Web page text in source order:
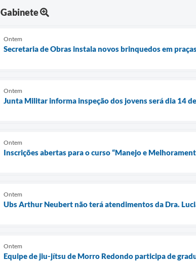
Gabinete
Ontem
Secretaria de Obras instala novos brinquedos em
Ontem
Junta Militar informa inspeção dos jovens será dia 14
Ontem
Inscrições abertas para o curso “Manejo e
Ontem
Ubs Arthur Neubert não terá atendimentos da Dra.
Ontem
Equipe de jiu-jítsu de Morro Redondo participa de